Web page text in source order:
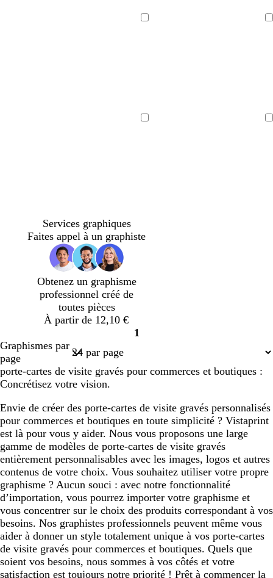
Services graphiques
Faites appel à un graphiste
Obtenez un graphisme
professionnel créé de
toutes pièces
À partir de 12,10 €
Page
1
Graphismes par
page
porte-cartes de visite gravés pour commerces et boutiques :
Concrétisez votre vision.
Envie de créer des porte-cartes de visite gravés personnalisés
pour commerces et boutiques en toute simplicité ? Vistaprint
est là pour vous y aider. Nous vous proposons une large
gamme de modèles de porte-cartes de visite gravés
entièrement personnalisables avec les images, logos et autres
contenus de votre choix. Vous souhaitez utiliser votre propre
graphisme ? Aucun souci : avec notre fonctionnalité
d’importation, vous pourrez importer votre graphisme et
vous concentrer sur le choix des produits correspondant à vos
besoins. Nos graphistes professionnels peuvent même vous
aider à donner un style totalement unique à vos porte-cartes
de visite gravés pour commerces et boutiques. Quels que
soient vos besoins, nous sommes à vos côtés et votre
satisfaction est toujours notre priorité ! Prêt à commencer la